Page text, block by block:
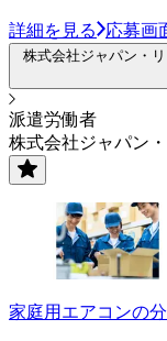
詳細を見る 応募画
株式会社ジャパン・
派遣労働者
株式会社ジャパン
家庭用エアコンの